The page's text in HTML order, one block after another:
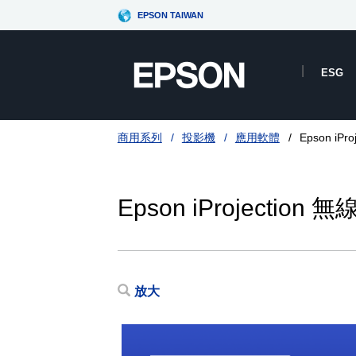
EPSON TAIWAN
ESG
商用系列 投影機 應用軟體 Epson
Epson iProjection 無
放大